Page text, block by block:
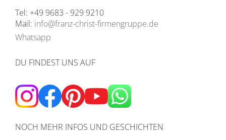
Tel: +49 9683 - 929 9210
Mail: info@franz-christ-firmengruppe.de
Whatsapp
DU FINDEST UNS AUF
NOCH MEHR INFOS UND GESCHICHTEN